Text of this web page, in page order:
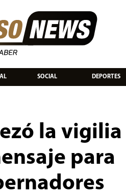
SOCIAL DEPORTES
la
para